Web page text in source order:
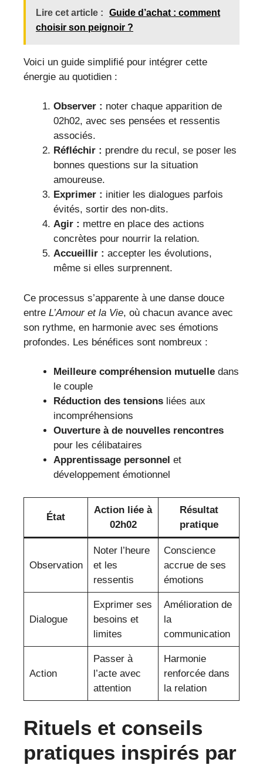
Lire cet article :
Guide d’achat : comment
choisir son peignoir ?
Voici un guide simplifié pour intégrer cette
énergie au quotidien :
Observer : noter chaque apparition de
02h02, avec ses pensées et ressentis
associés.
Réfléchir : prendre du recul, se poser les
bonnes questions sur la situation
amoureuse.
Exprimer : initier les dialogues parfois
évités, sortir des non-dits.
Agir : mettre en place des actions
concrètes pour nourrir la relation.
Accueillir : accepter les évolutions,
même si elles surprennent.
Ce processus s’apparente à une danse douce
entre L’Amour et la Vie, où chacun avance avec
son rythme, en harmonie avec ses émotions
profondes. Les bénéfices sont nombreux :
Meilleure compréhension mutuelle dans
le couple
Réduction des tensions liées aux
incompréhensions
Ouverture à de nouvelles rencontres
pour les célibataires
Apprentissage personnel et
développement émotionnel
État
Action liée à
02h02
Résultat
pratique
Observation
Noter l’heure
et les
ressentis
Conscience
accrue de ses
émotions
Dialogue
Exprimer ses
besoins et
limites
Amélioration de
la
communication
Action
Passer à
l’acte avec
attention
Harmonie
renforcée dans
la relation
Rituels et conseils
pratiques inspirés par